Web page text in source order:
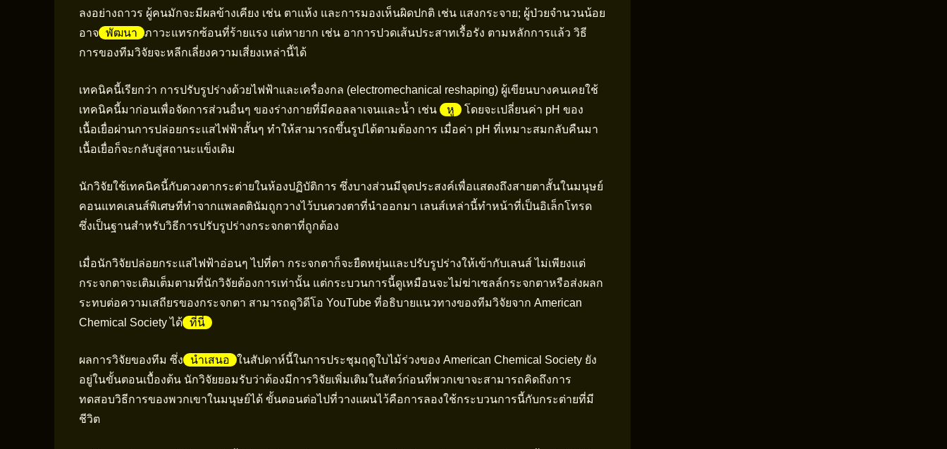
ลงอย่างถาวร ผู้คนมักจะมีผลข้างเคียง เช่น ตาแห้ง และการมองเห็นผิดปกติ เช่น แสงกระจาย; ผู้ป่วยจำนวนน้อย
อาจ
พัฒนา
ภาวะแทรกซ้อนที่ร้ายแรง แต่หายาก เช่น อาการปวดเส้นประสาทเรื้อรัง ตามหลักการแล้ว วิธี
การของทีมวิจัยจะหลีกเลี่ยงความเสี่ยงเหล่านี้ได้
เทคนิคนี้เรียกว่า การปรับรูปร่างด้วยไฟฟ้าและเครื่องกล (electromechanical reshaping) ผู้เขียนบางคนเคยใช้
เทคนิคนี้มาก่อนเพื่อจัดการส่วนอื่นๆ ของร่างกายที่มีคอลลาเจนและน้ำ เช่น
หู
โดยจะเปลี่ยนค่า pH ของ
เนื้อเยื่อผ่านการปล่อยกระแสไฟฟ้าสั้นๆ ทำให้สามารถขึ้นรูปได้ตามต้องการ เมื่อค่า pH ที่เหมาะสมกลับคืนมา
เนื้อเยื่อก็จะกลับสู่สถานะแข็งเดิม
นักวิจัยใช้เทคนิคนี้กับดวงตากระต่ายในห้องปฏิบัติการ ซึ่งบางส่วนมีจุดประสงค์เพื่อแสดงถึงสายตาสั้นในมนุษย์
คอนแทคเลนส์พิเศษที่ทำจากแพลตตินัมถูกวางไว้บนดวงตาที่นำออกมา เลนส์เหล่านี้ทำหน้าที่เป็นอิเล็กโทรด
ซึ่งเป็นฐานสำหรับวิธีการปรับรูปร่างกระจกตาที่ถูกต้อง
เมื่อนักวิจัยปล่อยกระแสไฟฟ้าอ่อนๆ ไปที่ตา กระจกตาก็จะยืดหยุ่นและปรับรูปร่างให้เข้ากับเลนส์ ไม่เพียงแต่
กระจกตาจะเติมเต็มตามที่นักวิจัยต้องการเท่านั้น แต่กระบวนการนี้ดูเหมือนจะไม่ฆ่าเซลล์กระจกตาหรือส่งผลก
ระทบต่อความเสถียรของกระจกตา สามารถดูวิดีโอ YouTube ที่อธิบายแนวทางของทีมวิจัยจาก American
Chemical Society ได้ ที่นี่
ผลการวิจัยของทีม ซึ่ง นำเสนอ
ในสัปดาห์นี้ในการประชุมฤดูใบไม้ร่วงของ American Chemical Society ยัง
อยู่ในขั้นตอนเบื้องต้น นักวิจัยยอมรับว่าต้องมีการวิจัยเพิ่มเติมในสัตว์ก่อนที่พวกเขาจะสามารถคิดถึงการ
ทดสอบวิธีการของพวกเขาในมนุษย์ได้ ขั้นตอนต่อไปที่วางแผนไว้คือการลองใช้กระบวนการนี้กับกระต่ายที่มี
ชีวิต